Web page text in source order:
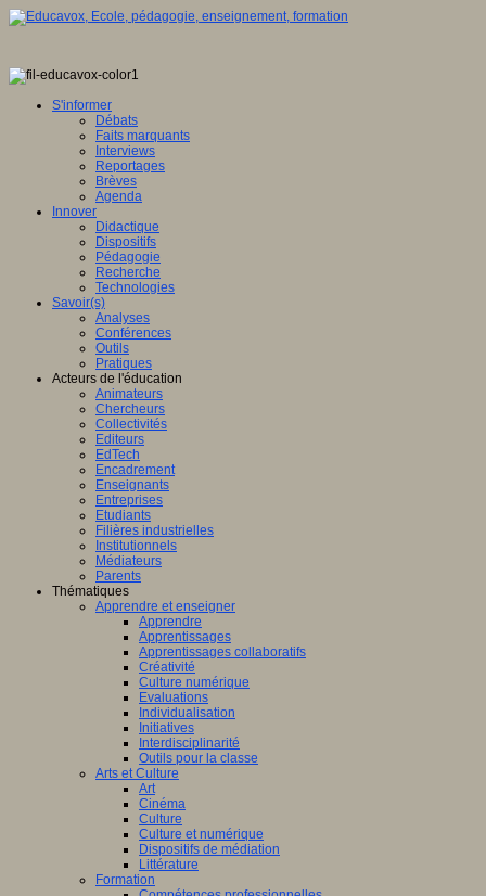
S'informer
Débats
Faits marquants
Interviews
Reportages
Brèves
Agenda
Innover
Didactique
Dispositifs
Pédagogie
Recherche
Technologies
Savoir(s)
Analyses
Conférences
Outils
Pratiques
Acteurs de l'éducation
Animateurs
Chercheurs
Collectivités
Editeurs
EdTech
Encadrement
Enseignants
Entreprises
Etudiants
Filières industrielles
Institutionnels
Médiateurs
Parents
Thématiques
Apprendre et enseigner
Apprendre
Apprentissages
Apprentissages collaboratifs
Créativité
Culture numérique
Evaluations
Individualisation
Initiatives
Interdisciplinarité
Outils pour la classe
Arts et Culture
Art
Cinéma
Culture
Culture et numérique
Dispositifs de médiation
Littérature
Formation